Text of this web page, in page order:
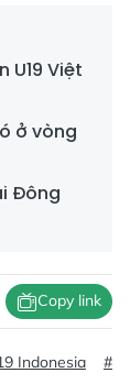
U19 Việt
ở vòng
Đông
Copy link
Indonesia